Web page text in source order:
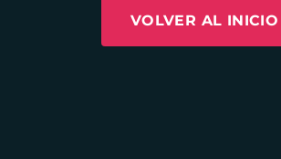
VOLVER AL INICIO